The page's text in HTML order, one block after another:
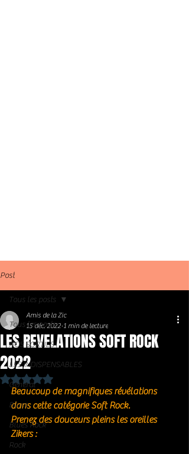
Post
Tous les posts
NOS SORTIES
LES INDISPENSABLES
Général
Blues
Blues Rock
Rock
Tous les posts
LES REVELATIONS SOFT ROCK
2022
Amis de la Zic
15 déc. 2022 1 min de lecture
Noté NaN étoiles sur 5.
Beaucoup de magnifiques révélations
dans cette catégorie Soft Rock.
Prenez des douceurs pleins les oreilles
Zikers :